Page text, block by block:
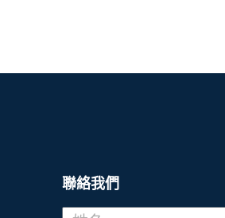
聯絡我們